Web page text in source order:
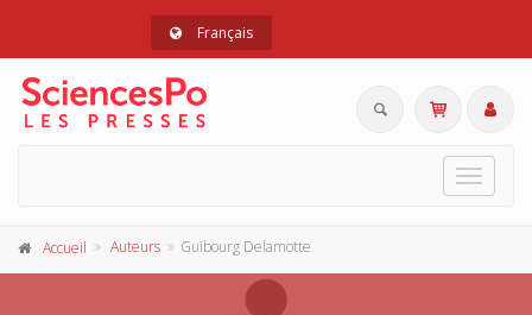
Français
Toggle
Accueil Auteurs Guibourg Delamotte